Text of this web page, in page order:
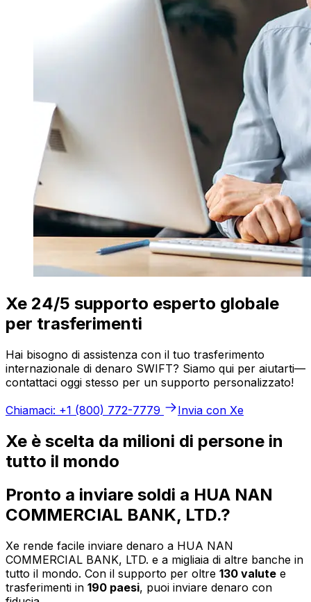
Xe 24/5 supporto esperto globale
per trasferimenti
Hai bisogno di assistenza con il tuo trasferimento
internazionale di denaro SWIFT? Siamo qui per aiutarti—
contattaci oggi stesso per un supporto personalizzato!
Chiamaci: +1 (800) 772-7779
Invia con Xe
Xe è scelta da milioni di persone in
tutto il mondo
Pronto a inviare soldi a HUA NAN
COMMERCIAL BANK, LTD.?
Xe rende facile inviare denaro a HUA NAN
COMMERCIAL BANK, LTD. e a migliaia di altre banche in
tutto il mondo. Con il supporto per oltre 130 valute e
trasferimenti in 190 paesi, puoi inviare denaro con